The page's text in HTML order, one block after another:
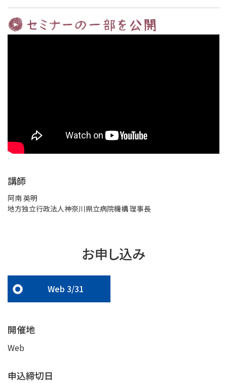
講師
阿南 英明
地方独立行政法人神奈川県立病院機構 理事長
お申し込み
Web 3/31
開催地
Web
申込締切日